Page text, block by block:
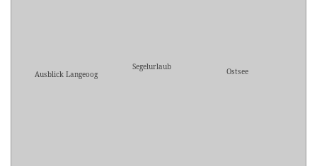
Ausblick Langeoog
Segelurlaub Ostsee